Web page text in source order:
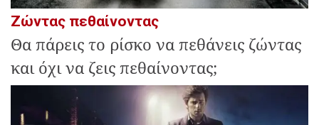
Ζώντας πεθαίνοντας
Θα πάρεις το ρίσκο να πεθάνεις ζώντας
και όχι να ζεις πεθαίνοντας;